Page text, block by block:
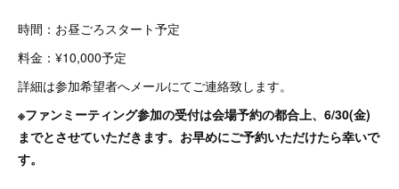
時間：お昼ごろスタート予定
料金：¥10,000予定
詳細は参加希望者へメールにてご連絡致します。
※ファンミーティング参加の受付は会場予約の都合上、6/30(金)
までとさせていただきます。お早めにご予約いただけたら幸いで
す。